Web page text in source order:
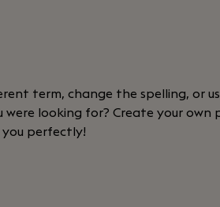
term, change the spelling, or
looking for? Create your own
you perfectly!